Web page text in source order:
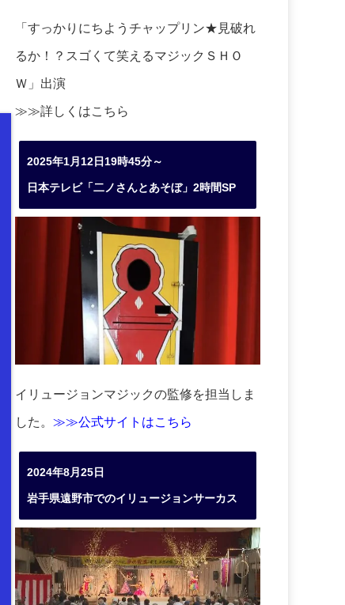
「すっかりにちようチャップリン★見破れ
るか！？スゴくて笑えるマジックＳＨＯ
Ｗ」出演
≫≫詳しくはこちら
2025年1月12日19時45分～
日本テレビ「二ノさんとあそぼ」2時間SP
イリュージョンマジックの監修を担当しま
した。 ≫≫公式サイトはこちら
2024年8月25日
岩手県遠野市でのイリュージョンサーカス